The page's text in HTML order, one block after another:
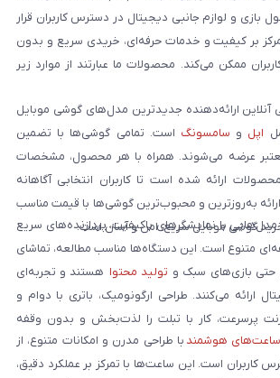
بازی و لوازم جانبی دیجیتال در دسترس کاربران قرار
بر کیفیت و خدمات حرفه‌ای، خریدی سریع و بدون
ممکن می‌کند. محصولات ما عبارتند از موارد زیر
آنلاین ارائه‌دهنده جدیدترین مدل‌های گوشی موبایل
اپل و سامسونگ است. تمامی گوشی‌ها با تضمین
معتبر عرضه می‌شوند. همراه با هر محصول، مشخصات
ارائه شده است تا کاربران انتخابی آگاهانه
به‌روزترین و محبوب‌ترین گوشی‌ها با قیمت مناسب
گوشی موبایل سریع، امن و آسان است.
با نمایشگرهای باکیفیت، پردازنده‌های سریع
متنوع است. این دستگاه‌ها مناسب مطالعه، تماشای
حتی بازی‌های سبک و تولید محتوا هستند و تجربه‌ای
ارائه می‌کنند. طراحی ارگونومیک، باتری با دوام و
پرسرعت، کار با تبلت را لذت‌بخش و بدون وقفه
ساعت‌های هوشمند با طراحی مدرن و امکانات متنوع، از
کاربران است. این ساعت‌ها با تمرکز بر عملکرد دقیق،